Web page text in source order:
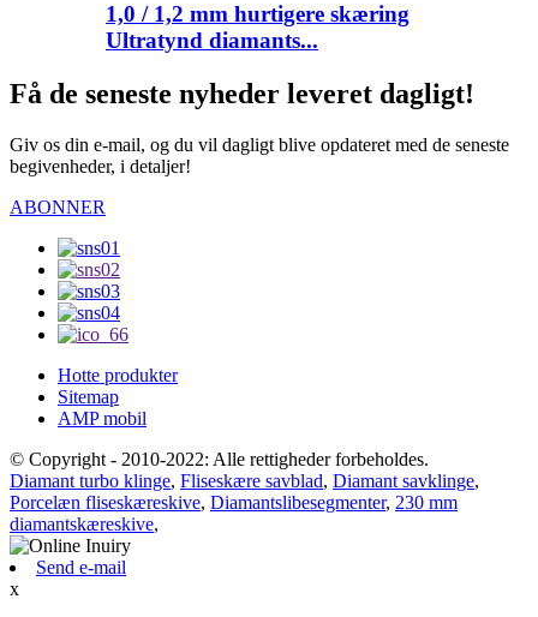
1,0 / 1,2 mm hurtigere skæring
Ultratynd diamants...
Få de seneste nyheder leveret dagligt!
Giv os din e-mail, og du vil dagligt blive opdateret med de seneste
begivenheder, i detaljer!
ABONNER
Hotte produkter
Sitemap
AMP mobil
© Copyright - 2010-2022: Alle rettigheder forbeholdes.
Diamant turbo klinge, Fliseskære savblad, Diamant savklinge,
Porcelæn fliseskæreskive, Diamantslibesegmenter, 230 mm
diamantskæreskive,
Send e-mail
x